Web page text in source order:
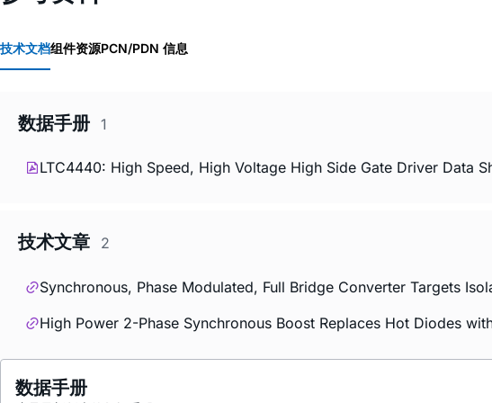
技术文档组件资源PCN/PDN 信息
数据手册 1
LTC4440: High Speed, High Voltage High Side Gate Driver Data
技术文章 2
Synchronous, Phase Modulated, Full Bridge Converter Targets
High Power 2-Phase Synchronous Boost Replaces Hot Diodes
数据手册